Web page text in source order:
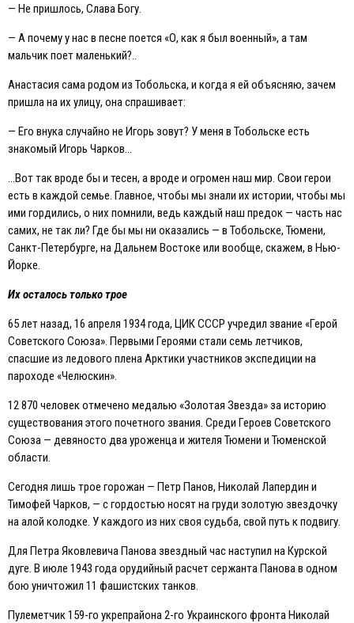
— Не пришлось, Слава Богу.
— А почему у нас в песне поется «О, как я был военный», а там
мальчик поет маленький?..
Анастасия сама родом из Тобольска, и когда я ей объясняю, зачем
пришла на их улицу, она спрашивает:
— Eго внука случайно не Игорь зовут? У меня в Тобольске есть
знакомый Игорь Чарков…
…Вот так вроде бы и тесен, а вроде и огромен наш мир. Свои герои
есть в каждой семье. Главное, чтобы мы знали их истории, чтобы мы
ими гордились, о них помнили, ведь каждый наш предок — часть нас
самих, не так ли? Где бы мы ни оказались — в Тобольске, Тюмени,
Санкт-Петербурге, на Дальнем Востоке или вообще, скажем, в Нью-
Йорке.
Их осталось только трое
65 лет назад, 16 апреля 1934 года, ЦИК СССР учредил звание «Герой
Советского Союза». Первыми Героями стали семь летчиков,
спасшие из ледового плена Арктики участников экспедиции на
пароходе «Челюскин».
12 870 человек отмечено медалью «Золотая Звезда» за историю
существования этого почетного звания. Среди Героев Советского
Союза — девяносто два уроженца и жителя Тюмени и Тюменской
области.
Сегодня лишь трое горожан — Петр Панов, Николай Лапердин и
Тимофей Чарков, — с гордостью носят на груди золотую звездочку
на алой колодке. У каждого из них своя судьба, свой путь к подвигу.
Для Петра Яковлевича Панова звездный час наступил на Курской
дуге. В июле 1943 года орудийный расчет сержанта Панова в одном
бою уничтожил 11 фашистских танков.
Пулеметчик 159-го укрепрайона 2-го Украинского фронта Николай